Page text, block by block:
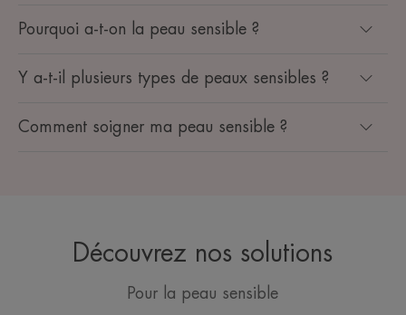
Pourquoi a-t-on la peau sensible ?
Y a-t-il plusieurs types de peaux sensibles ?
Comment soigner ma peau sensible ?
Découvrez nos solutions
Pour la peau sensible